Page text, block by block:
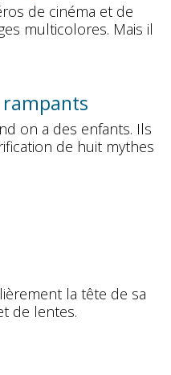
de cinéma et de
multicolores. Mais il
rampants
on a des enfants. Ils
de huit mythes
la tête de sa
de lentes.